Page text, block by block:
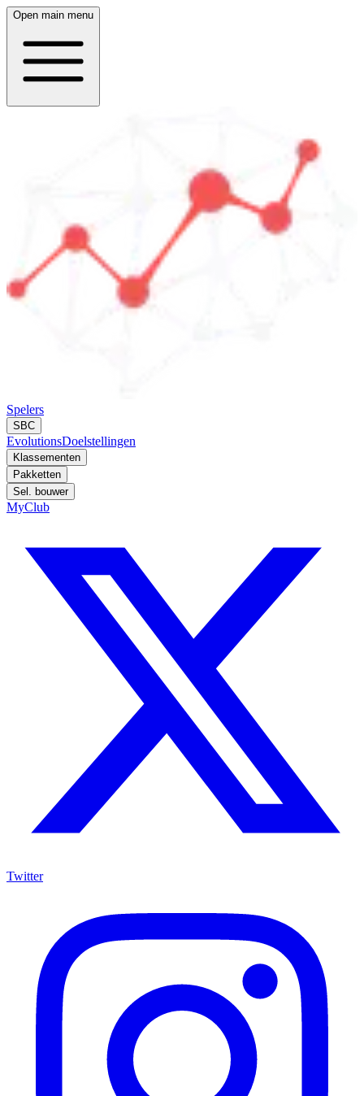
Open main menu
Spelers
SBC
EvolutionsDoelstellingen
Klassementen
Pakketten
Sel. bouwer
MyClub
Twitter